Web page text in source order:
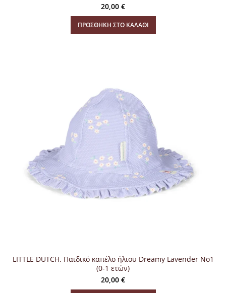
20,00 €
ΠΡΟΣΘΉΚΗ ΣΤΟ ΚΑΛΆΘΙ
LITTLE DUTCH. Παιδικό καπέλο ήλιου Dreamy Lavender No1
(0-1 ετών)
20,00 €